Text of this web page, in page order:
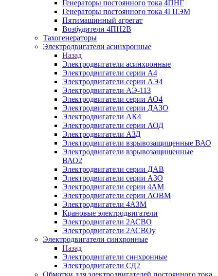
Генераторы постоянного тока 4ПНГ
Генераторы постоянного тока 4ГПЭМ
Пятимашинный агрегат
Возбудители 4ПН2В
Тахогенераторы
Электродвигатели асинхронные
Назад
Электродвигатели асинхронные
Электродвигатели серии А4
Электродвигатели серии АЭ4
Электродвигатели АЭ-113
Электродвигатели серии АО4
Электродвигатели серии ДАЗО
Электродвигатели АК4
Электродвигатели серии АОД
Электродвигатели АЗД
Электродвигатели взрывозащищенные ВАО
Электродвигатели взрывозащищенные
ВАО2
Электродвигатели серии ДАВ
Электродвигатели серии АЗО
Электродвигатели серии 4АМ
Электродвигатели серии АОВМ
Электродвигатели 4АЗМ
Крановые электродвигатели
Электродвигатели 2АСВО
Электродвигатели 2АСВОу
Электродвигатели синхронные
Назад
Электродвигатели синхронные
Электродвигатели СД2
Обмотки для электродвигателей постоянного тока